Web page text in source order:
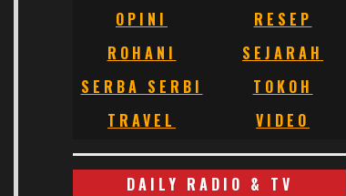
OPINI
RESEP
ROHANI
SEJARAH
SERBA SERBI
TOKOH
TRAVEL
VIDEO
DAILY RADIO & TV